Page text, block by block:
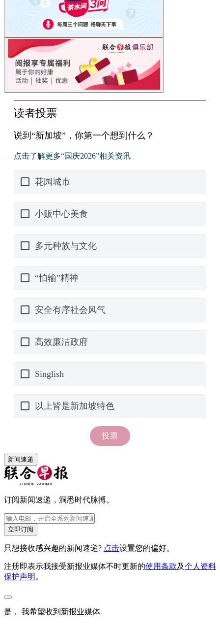
新闻速递
订阅新闻速递，洞悉时代脉搏。
立即订阅
只想接收感兴趣的新闻速递? 点击设置您的偏好。
注册即表示我接受新报业媒体不时更新的使用条款及个人资料
保护声明 。
是， 我希望收到新报业媒体